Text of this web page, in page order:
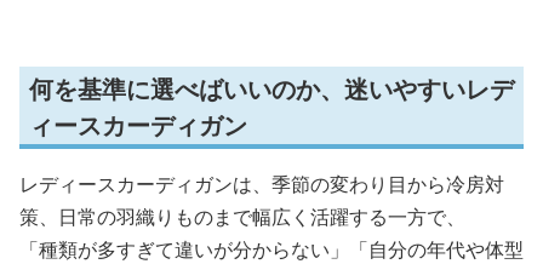
何を基準に選べばいいのか、迷いやすいレデ
ィースカーディガン
レディースカーディガンは、季節の変わり目から冷房対
策、日常の羽織りものまで幅広く活躍する一方で、
「種類が多すぎて違いが分からない」「自分の年代や体型